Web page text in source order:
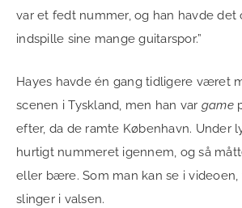
var et fedt nummer, og han havde det
indspille sine mange guitarspor.”
Hayes havde én gang tidligere været
scenen i Tyskland, men han var game
efter, da de ramte København. Under
hurtigt nummeret igennem, og så
eller bære. Som man kan se i videoen,
slinger i valsen.